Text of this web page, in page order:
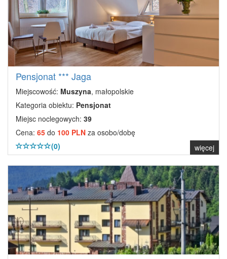
Pensjonat *** Jaga
Miejscowość: Muszyna, małopolskie
Kategoria obiektu: Pensjonat
Miejsc noclegowych: 39
Cena: 65 do 100 PLN za osobo/dobę
(0)
więcej